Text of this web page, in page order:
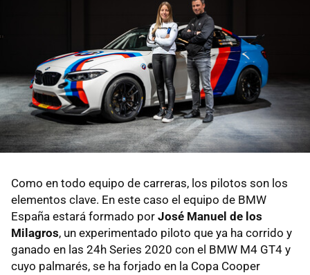
Como en todo equipo de carreras, los pilotos son los
elementos clave. En este caso el equipo de BMW
España estará formado por José Manuel de los
Milagros, un experimentado piloto que ya ha corrido y
ganado en las 24h Series 2020 con el BMW M4 GT4 y
cuyo palmarés, se ha forjado en la Copa Cooper